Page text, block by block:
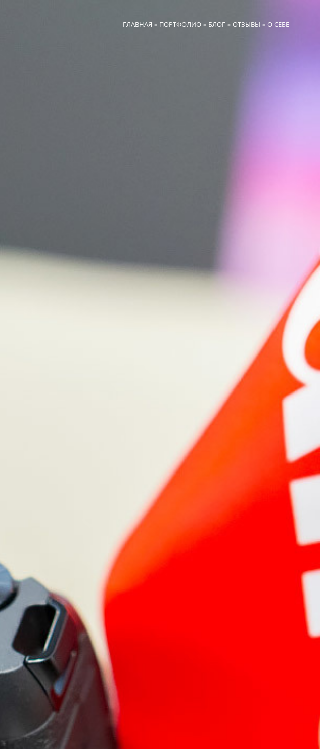
ГЛАВНАЯ ПОРТФОЛИО БЛОГ ОТЗЫВЫ О СЕБЕ